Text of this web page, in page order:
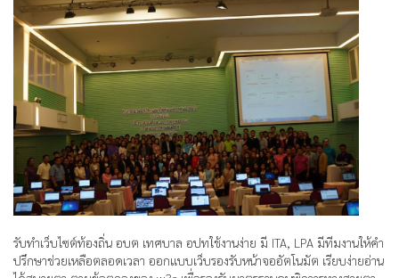
รับทำเว็บไซต์ท้องถิ่น อบต เทศบาล อปทใช้งานง่าย มี ITA, LPA มีทีมงานให้คำ
ปรึกษาช่วยเหลือตลอดเวลา ออกแบบเว็บรองรับหน้าจออัตโนมัต เรียบง่ายอ่าน